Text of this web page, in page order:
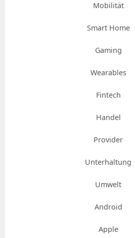
Mobilität
Smart Home
Gaming
Wearables
Fintech
Handel
Provider
Unterhaltung
Umwelt
Android
Apple